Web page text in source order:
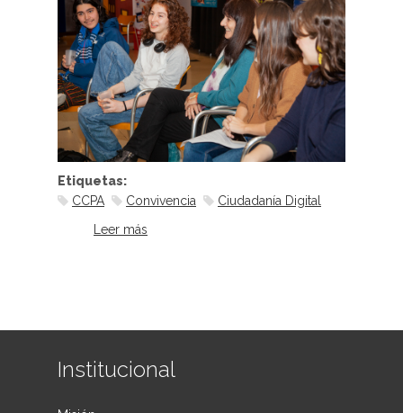
Etiquetas:
CCPA
Convivencia
Ciudadanía Digital
Leer más
Institucional